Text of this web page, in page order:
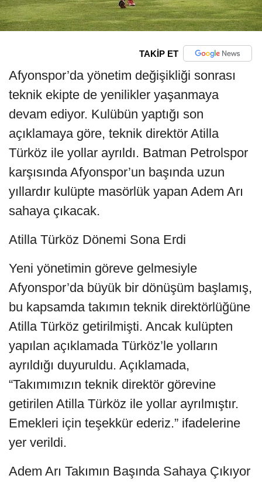
TAKİP ET
Afyonspor’da yönetim değişikliği sonrası
teknik ekipte de yenilikler yaşanmaya
devam ediyor. Kulübün yaptığı son
açıklamaya göre, teknik direktör Atilla
Türköz ile yollar ayrıldı. Batman Petrolspor
karşısında Afyonspor’un başında uzun
yıllardır kulüpte masörlük yapan Adem Arı
sahaya çıkacak.
Atilla Türköz Dönemi Sona Erdi
Yeni yönetimin göreve gelmesiyle
Afyonspor’da büyük bir dönüşüm başlamış,
bu kapsamda takımın teknik direktörlüğüne
Atilla Türköz getirilmişti. Ancak kulüpten
yapılan açıklamada Türköz’le yolların
ayrıldığı duyuruldu. Açıklamada,
“Takımımızın teknik direktör görevine
getirilen Atilla Türköz ile yollar ayrılmıştır.
Emekleri için teşekkür ederiz.” ifadelerine
yer verildi.
Adem Arı Takımın Başında Sahaya Çıkıyor